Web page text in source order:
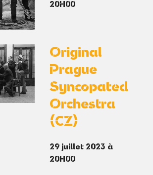
20H00
Original
Prague
Syncopated
Orchestra
(CZ)
29 juillet 2023 à
20H00